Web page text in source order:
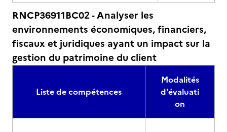
RNCP36911BC02 - Analyser les
environnements économiques, financiers,
fiscaux et juridiques ayant un impact sur la
gestion du patrimoine du client
Liste de compétences
Modalités
d'évaluati
on